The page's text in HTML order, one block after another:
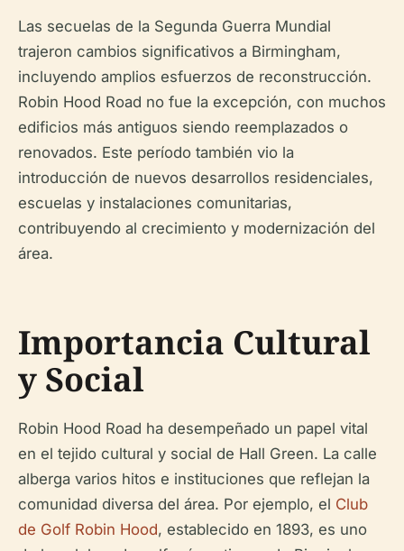
Las secuelas de la Segunda Guerra Mundial
trajeron cambios significativos a Birmingham,
incluyendo amplios esfuerzos de reconstrucción.
Robin Hood Road no fue la excepción, con muchos
edificios más antiguos siendo reemplazados o
renovados. Este período también vio la
introducción de nuevos desarrollos residenciales,
escuelas y instalaciones comunitarias,
contribuyendo al crecimiento y modernización del
área.
Importancia Cultural
y Social
Robin Hood Road ha desempeñado un papel vital
en el tejido cultural y social de Hall Green. La calle
alberga varios hitos e instituciones que reflejan la
comunidad diversa del área. Por ejemplo, el Club
de Golf Robin Hood, establecido en 1893, es uno